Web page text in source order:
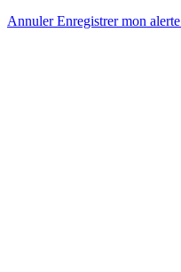
AnnulerEnregistrer mon alerte